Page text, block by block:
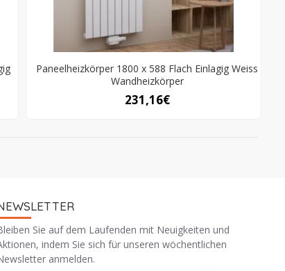
Paneelheizkörper 1800 x 588 Flach Einlagig Weiss
Wandheizkörper
231,16€
Sie auf dem Laufenden mit Neuigkeiten und
indem Sie sich für unseren wöchentlichen
anmelden.